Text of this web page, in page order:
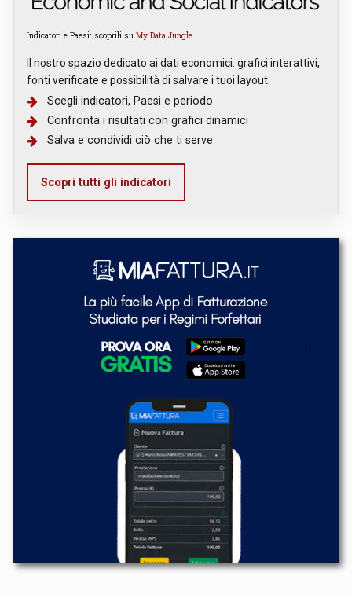
Indicatori e Paesi: scoprili su My Data Jungle
Il nostro spazio dedicato ai dati economici: grafici interattivi,
fonti verificate e possibilità di salvare i tuoi layout.
Scegli indicatori, Paesi e periodo
Confronta i risultati con grafici dinamici
Salva e condividi ciò che ti serve
Scopri tutti gli indicatori